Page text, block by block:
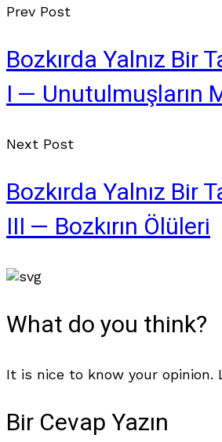
Prev Post
Bozkırda Yalnız Bir
I — Unutulmuşların
Next Post
Bozkırda Yalnız Bir
III — Bozkırın Ölüleri
What do you think?
It is nice to know your opinion.
Bir Cevap Yazın